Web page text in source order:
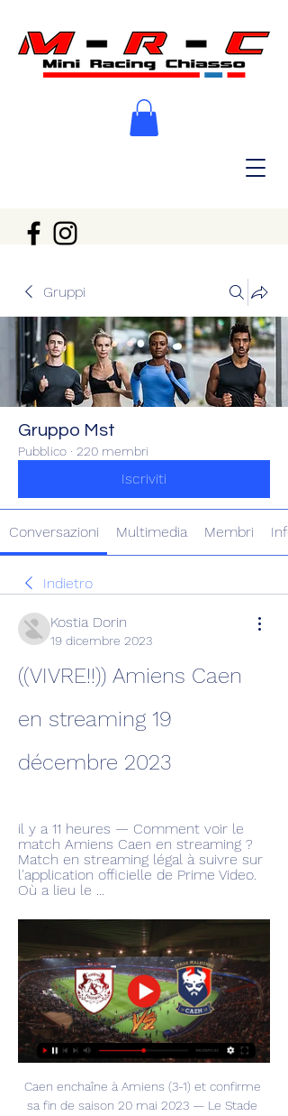
Gruppi
Gruppo Mst
Pubblico · 220 membri
Iscriviti
Conversazioni Multimedia Membri Info
Indietro
Kostia Dorin
19 dicembre 2023
((VIVRE!!)) Amiens Caen
en streaming 19
décembre 2023
il y a 11 heures — Comment voir le
match Amiens Caen en streaming ?
Match en streaming légal à suivre sur
l'application officielle de Prime Video.
Où a lieu le ...
Caen enchaîne à Amiens (3-1) et confirme
sa fin de saison 20 mai 2023 — Le Stade